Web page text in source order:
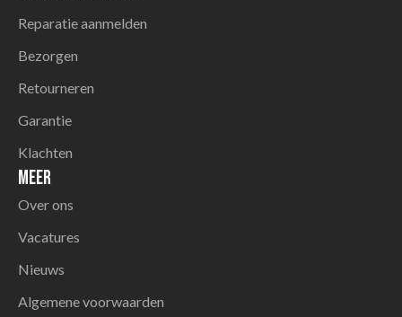
Reparatie aanmelden
Bezorgen
Retourneren
Garantie
Klachten
Meer
Over ons
Vacatures
Nieuws
Algemene voorwaarden